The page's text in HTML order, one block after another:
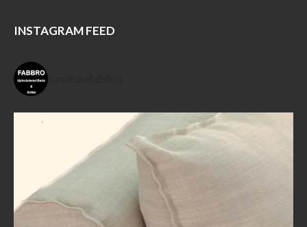
INSTAGRAM FEED